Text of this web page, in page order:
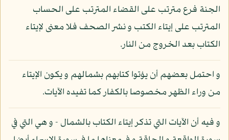
الجنة فرع مترتب على القضاء المترتب على الحساب
المترتب على إيتاء الكتب و نشر الصحف فلا معنى لإيتاء
الكتاب بعد الخروج من النار.
و احتمل بعضهم أن يؤتوا كتابهم بشمالهم و يكون الإيتاء
من وراء الظهر مخصوصا بالكفار كما تفيده الآيات.
و فيه أن الآيات التي تذكر إيتاء الكتاب بالشمال - و هي التي في